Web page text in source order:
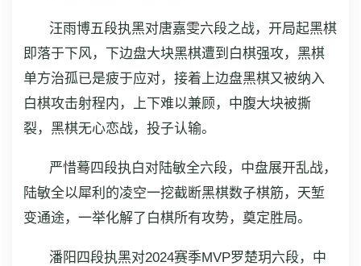
汪雨博五段执黑对唐嘉雯六段之战，开局起黑棋
即落于下风，下边盘大块黑棋遭到白棋强攻，黑棋
单方治孤已是疲于应对，接着上边盘黑棋又被纳入
白棋攻击射程内，上下难以兼顾，中腹大块被撕
裂，黑棋无心恋战，投子认输。
严惜蓦四段执白对陆敏全六段，中盘展开乱战，
陆敏全以犀利的凌空一挖截断黑棋数子棋筋，天堑
变通途，一举化解了白棋所有攻势，奠定胜局。
潘阳四段执黑对2024赛季MVP罗楚玥六段，中